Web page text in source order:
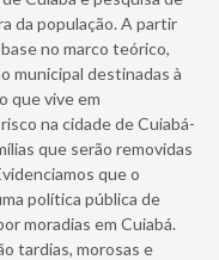
da população. A partir
no marco teórico,
municipal destinadas à
que vive em
na cidade de Cuiabá-
que serão removidas
que o
política pública de
moradias em Cuiabá.
tardias, morosas e